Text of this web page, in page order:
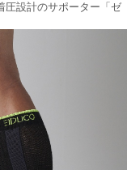
圧設計のサポーター「ゼ